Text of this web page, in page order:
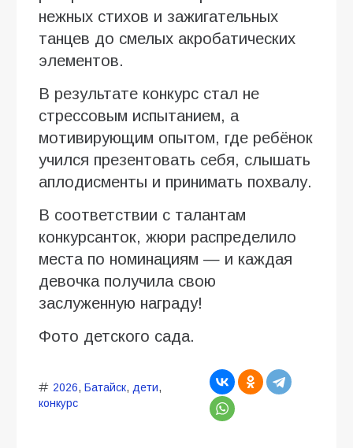
нежных стихов и зажигательных
танцев до смелых акробатических
элементов.
В результате конкурс стал не
стрессовым испытанием, а
мотивирующим опытом, где ребёнок
учился презентовать себя, слышать
аплодисменты и принимать похвалу.
В соответствии с талантам
конкурсанток, жюри распределило
места по номинациям — и каждая
девочка получила свою
заслуженную награду!
Фото детского сада.
2026, Батайск, дети,
конкурс